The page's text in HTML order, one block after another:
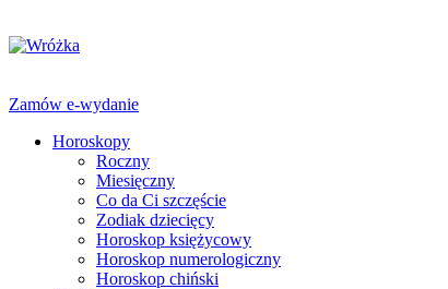
Zamów e-wydanie
Horoskopy
Roczny
Miesięczny
Co da Ci szczęście
Zodiak dziecięcy
Horoskop księżycowy
Horoskop numerologiczny
Horoskop chiński